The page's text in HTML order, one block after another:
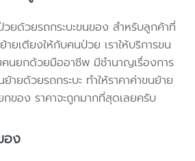
ยด้วยรถกระบะขนของ สำหรับลูกค้าที่
ยเตียงให้กับคนป่วย เราให้บริการขน
นยกด้วยมืออาชีพ มีชำนาญเรื่องการ
ายด้วยรถกระบะ ทำให้ราคาค่าขนย้าย
ของ ราคาจะถูกมากที่สุดเลยครับ
อง